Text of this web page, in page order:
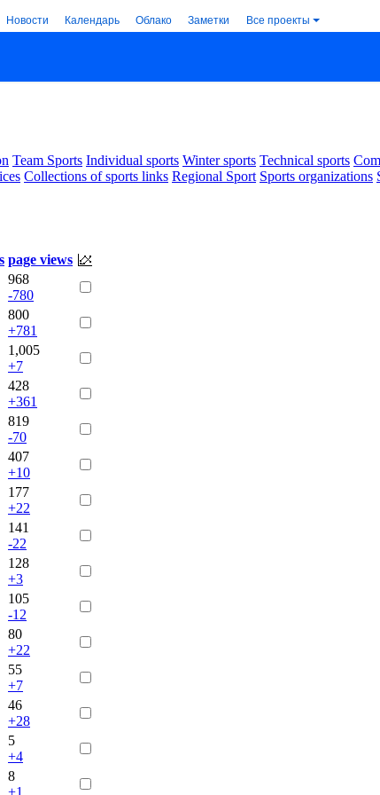
Новости Календарь Облако Заметки Все проекты
Team Sports Individual sports Winter sports Technical sports
Collections of sports links Regional Sport Sports organizations
page views
968
-780
800
+781
1,005
+7
428
+361
819
-70
407
+10
177
+22
141
-22
128
+3
105
-12
80
+22
55
+7
46
+28
5
+4
8
+1